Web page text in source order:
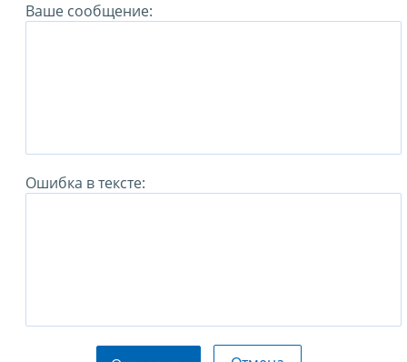
Ваше сообщение:
Ошибка в тексте: